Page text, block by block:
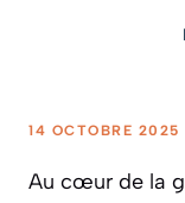
14 OCTOBRE 2025
Au cœur de la